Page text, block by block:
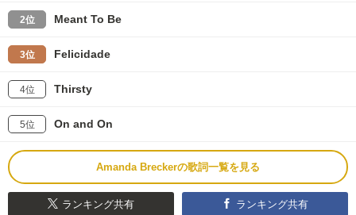
2位 Meant To Be
3位 Felicidade
4位 Thirsty
5位 On and On
Amanda Breckerの歌詞一覧を見る
ランキング共有 ランキング共有